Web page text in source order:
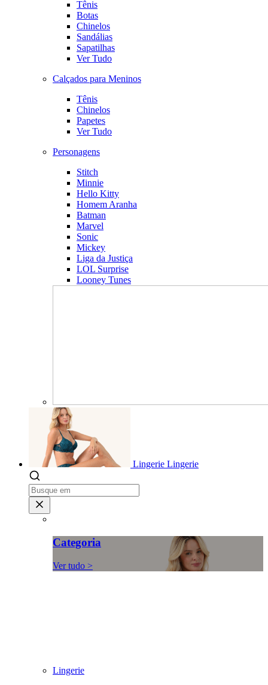
Tênis
Botas
Chinelos
Sandálias
Sapatilhas
Ver Tudo
Calçados para Meninos
Tênis
Chinelos
Papetes
Ver Tudo
Personagens
Stitch
Minnie
Hello Kitty
Homem Aranha
Batman
Marvel
Sonic
Mickey
Liga da Justiça
LOL Surprise
Looney Tunes
Lingerie Lingerie
Categoria
Ver tudo >
Lingerie